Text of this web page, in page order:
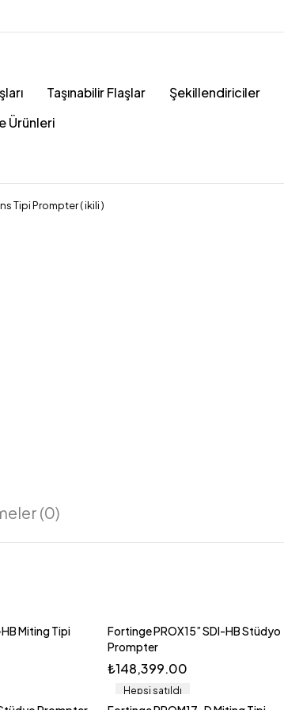
Taşınabilir Flaşlar Şekillendiriciler
Ürünleri
Tipi Prompter ( ikili )
(0)
Miting Tipi
Fortinge PROX15” SDI-HB Stüdyo
Prompter
₺148,399.00
Hepsi satıldı